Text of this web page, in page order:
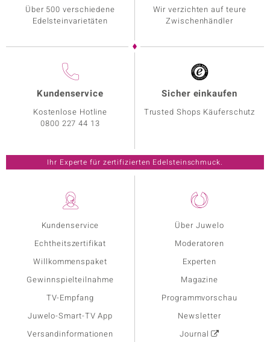
Kundenservice
Echtheitszertifikat
Willkommenspaket
Gewinnspielteilnahme
TV-Empfang
Juwelo-Smart-TV App
Versandinformationen
Über Juwelo
Moderatoren
Experten
Magazine
Programmvorschau
Newsletter
Journal
Über 500 verschiedene
Edelsteinvarietäten
Wir verzichten auf teure
Zwischenhändler
Kundenservice
Kostenlose Hotline
0800 227 44 13
Sicher einkaufen
Trusted Shops Käuferschutz
Ihr Experte für zertifizierten Edelsteinschmuck.